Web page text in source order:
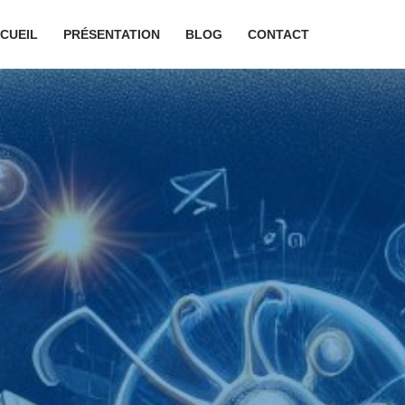
PRÉSENTATION BLOG CONTACT